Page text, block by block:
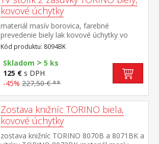
kovové úchytky
materiál masív borovica, farebné
prevedenie biely lak kovové úchytky vo
farebnom prevedení černená mosadz 2
zásuvky s kovovými pojazdmi, 1 polica
Kód produktu: 8094BK
Skladom > 5 ks
125 € s DPH
-45% 227,50 € **
Zostava knižníc TORINO biela,
kovové úchytky
zostava knižníc TORINO 8070B a 8071BK a